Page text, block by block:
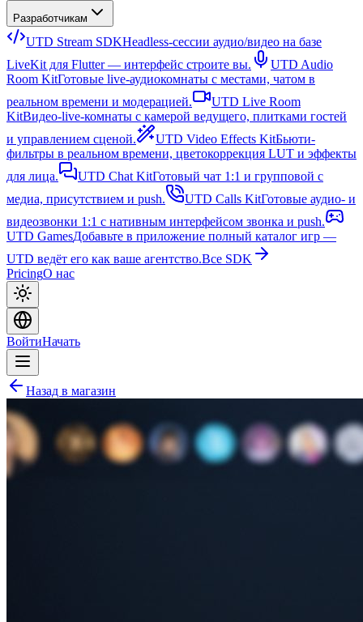
Разработчикам
UTD Stream SDKHeadless-сессии аудио/видео на базе
LiveKit для Flutter — интерфейс строите вы.
UTD Audio
Room KitГотовые live-аудиокомнаты с местами, чатом в
реальном времени и модерацией.
UTD Live Room
KitВидео-live-комнаты с камерой ведущего, плитками гостей
и управлением сценой.
UTD Video Effects KitБьюти-
фильтры в реальном времени, цветокоррекция LUT и эффекты
для лица.
UTD Chat KitГотовый чат 1:1 и групповой с
медиа, присутствием и push.
UTD Calls KitГотовые аудио- и
видеозвонки 1:1 с нативным интерфейсом звонка и push.
UTD GamesДобавьте в приложение полный каталог игр —
UTD ведёт его как ваше агентство.Все SDK
PricingО нас
ВойтиНачать
Назад в магазин